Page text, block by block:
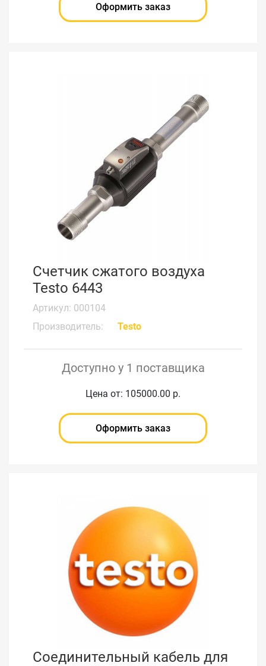
Оформить заказ
Счетчик сжатого воздуха
Testo 6443
Артикул: 000104
Производитель:
Testo
Доступно у 1 поставщика
Цена от: 105000.00 р.
Оформить заказ
Соединительный кабель для